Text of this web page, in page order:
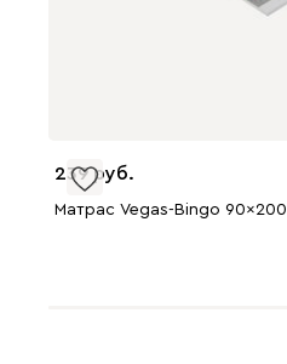
239
Матрас Vegas-Bingo 90x200